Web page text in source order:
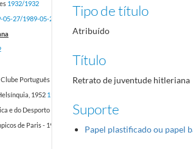
1932/1932
05-27/1989-05-27
Português
1965/1965
1952 1952/1952
e do Desporto
de Paris - 1924 1924/1924
Tipo de título
Atribuído
Título
Retrato de juventude hitleriana
Suporte
Papel plastificado ou papel